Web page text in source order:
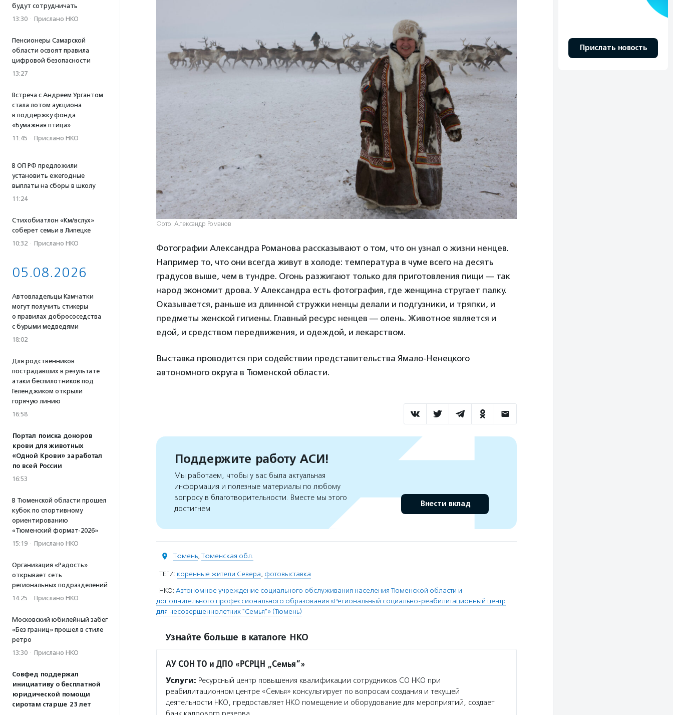
будут сотрудничать
13:30 · Прислано НКО
Пенсионеры Самарской
области освоят правила
цифровой безопасности
13:27
Встреча с Андреем Ургантом
стала лотом аукциона
в поддержку фонда
«Бумажная птица»
11:45 · Прислано НКО
В ОП РФ предложили
установить ежегодные
выплаты на сборы в школу
11:24
Стихобиатлон «Км/вслух»
соберет семьи в Липецке
10:32 · Прислано НКО
05.08.2026
Автовладельцы Камчатки
могут получить стикеры
о правилах добрососедства
с бурыми медведями
18:02
Для родственников
пострадавших в результате
атаки беспилотников под
Геленджиком открыли
горячую линию
16:58
Портал поиска доноров
крови для животных
«Одной Крови» заработал
по всей России
16:53
В Тюменской области прошел
кубок по спортивному
ориентированию
«Тюменский формат-2026»
15:19 · Прислано НКО
Организация «Радость»
открывает сеть
региональных подразделений
14:25 · Прислано НКО
Московский юбилейный забег
«Без границ» прошел в стиле
ретро
13:30 · Прислано НКО
Совфед поддержал
инициативу о бесплатной
юридической помощи
сиротам старше 23 лет
Фото: Александр Романов
Фотографии Александра Романова рассказывают о том, что он узнал о жизни ненцев.
Например то, что они всегда живут в холоде: температура в чуме всего на десять
градусов выше, чем в тундре. Огонь разжигают только для приготовления пищи — так
народ экономит дрова. У Александра есть фотография, где женщина стругает палку.
Оказывается, раньше из длинной стружки ненцы делали и подгузники, и тряпки, и
предметы женской гигиены. Главный ресурс ненцев — олень. Животное является и
едой, и средством передвижения, и одеждой, и лекарством.
Выставка проводится при содействии представительства Ямало-Ненецкого
автономного округа в Тюменской области.
Поддержите работу АСИ!
Мы работаем, чтобы у вас была актуальная
информация и полезные материалы по любому
вопросу в благотворительности. Вместе мы этого
достигнем
Внести вклад
Тюмень, Тюменская обл.
ТЕГИ: коренные жители Севера, фотовыставка
НКО: Автономное учреждение социального обслуживания населения Тюменской области и
дополнительного профессионального образования «Региональный социально-реабилитационный центр
для несовершеннолетних "Семья"» (Тюмень)
Узнайте больше в каталоге НКО
АУ СОН ТО и ДПО «РСРЦН „Семья“»
Услуги: Ресурсный центр повышения квалификации сотрудников СО НКО при
реабилитационном центре «Семья» консультирует по вопросам создания и текущей
деятельности НКО, предоставляет НКО помещение и оборудование для мероприятий, создает
Прислать новость